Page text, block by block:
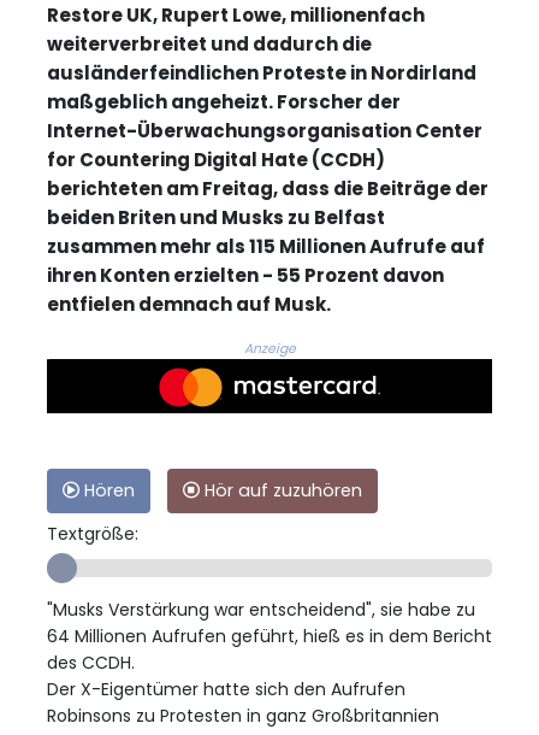
Restore UK, Rupert Lowe, millionenfach
weiterverbreitet und dadurch die
ausländerfeindlichen Proteste in Nordirland
maßgeblich angeheizt. Forscher der
Internet-Überwachungsorganisation Center
for Countering Digital Hate (CCDH)
berichteten am Freitag, dass die Beiträge der
beiden Briten und Musks zu Belfast
zusammen mehr als 115 Millionen Aufrufe auf
ihren Konten erzielten - 55 Prozent davon
entfielen demnach auf Musk.
Anzeige
Hören
Hör auf zuzuhören
Textgröße:
"Musks Verstärkung war entscheidend", sie habe zu
64 Millionen Aufrufen geführt, hieß es in dem Bericht
des CCDH.
Der X-Eigentümer hatte sich den Aufrufen
Robinsons zu Protesten in ganz Großbritannien